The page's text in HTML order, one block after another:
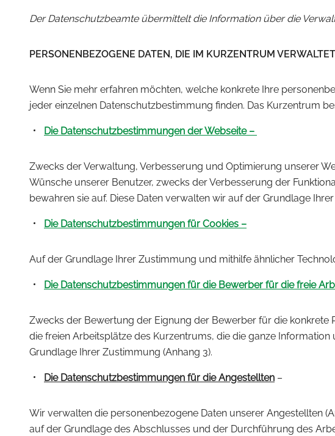
Der Datenschutzbeamte übermittelt die Information über die
PERSONENBEZOGENE DATEN, DIE IM KURZENTRUM
Wenn Sie mehr erfahren möchten, welche konkrete Ihre
jeder einzelnen Datenschutzbestimmung finden. Das Kurzentrum
Die Datenschutzbestimmungen der Webseite –
Zwecks der Verwaltung, Verbesserung und Optimierung unserer
Wünsche unserer Benutzer, zwecks der Verbesserung der
bewahren sie auf. Diese Daten verwalten wir auf der Grundlage
Die Datenschutzbestimmungen für Cookies –
Auf der Grundlage Ihrer Zustimmung und mithilfe ähnlicher
Die Datenschutzbestimmungen für die Bewerber für die freie
Zwecks der Bewertung der Eignung der Bewerber für die
die freien Arbeitsplätze des Kurzentrums, die die ganze
Grundlage Ihrer Zustimmung (Anhang 3).
Die Datenschutzbestimmungen für die Angestellten –
Wir verwalten die personenbezogene Daten unserer Angestellten
auf der Grundlage des Abschlusses und der Durchführung des